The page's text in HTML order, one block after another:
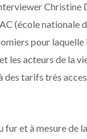
Christine
(école nationale
pour
les acteurs de la
des tarifs très
et à mesure de